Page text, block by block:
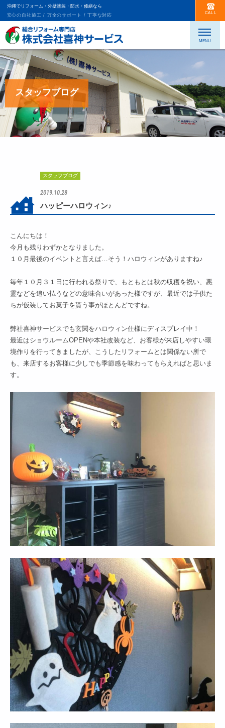
沖縄でリフォーム・外壁塗装・防水・修繕なら
安心の自社施工 / 万全のサポート / 丁寧な対応
CALL
スタッフブログ
スタッフブログ
2019.10.28
ハッピーハロウィン♪
こんにちは！
今月も残りわずかとなりました。
１０月最後のイベントと言えば…そう！ハロウィンがありますね♪
毎年１０月３１日に行われる祭りで、もともとは秋の収穫を祝い、悪
霊などを追い払うなどの意味合いがあった様ですが、最近では子供た
ちが仮装してお菓子を貰う事がほとんどですね。
弊社喜神サービスでも玄関をハロウィン仕様にディスプレイ中！
最近はショウルームOPENや本社改装など、お客様が来店しやすい環
境作りを行ってきましたが、こうしたリフォームとは関係ない所で
も、来店するお客様に少しでも季節感を味わってもらえればと思いま
す。